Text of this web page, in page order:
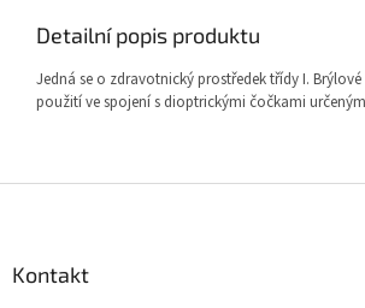
Detailní popis produktu
Jedná se o zdravotnický prostředek třídy I.
použití ve spojení s dioptrickými čočkami
Kontakt